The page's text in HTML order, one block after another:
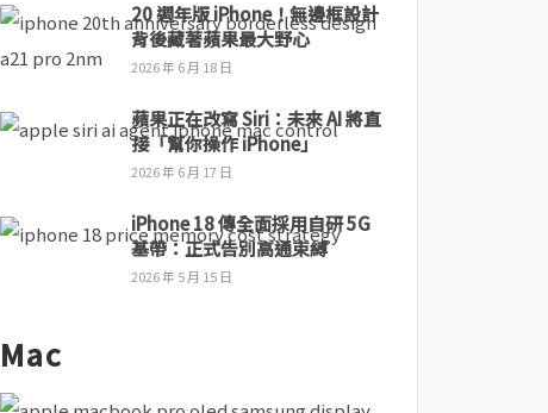
20 週年版 iPhone！無邊框設計
背後藏著蘋果最大野心
2026 年 6 月 18 日
蘋果正在改寫 Siri：未來 AI 將直
接「幫你操作 iPhone」
2026 年 6 月 17 日
iPhone 18 傳全面採用自研 5G
基帶：正式告別高通束縛
2026 年 5 月 15 日
Mac